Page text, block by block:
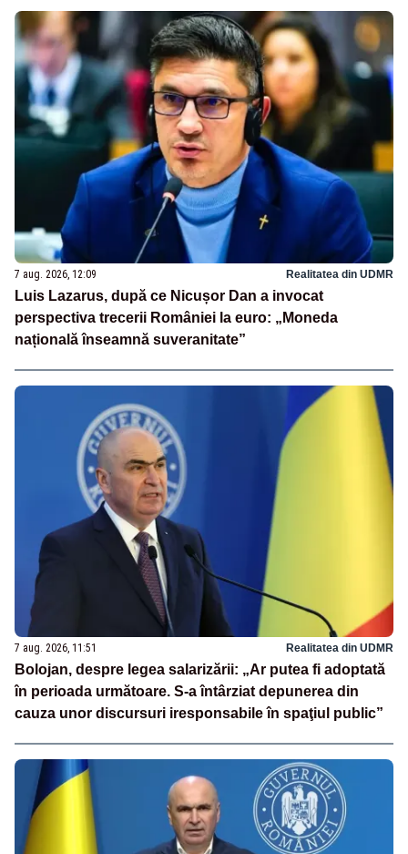
7 aug. 2026, 12:09 Realitatea din UDMR
Luis Lazarus, după ce Nicușor Dan a invocat
perspectiva trecerii României la euro: „Moneda
națională înseamnă suveranitate”
7 aug. 2026, 11:51 Realitatea din UDMR
Bolojan, despre legea salarizării: „Ar putea fi adoptată
în perioada următoare. S-a întârziat depunerea din
cauza unor discursuri iresponsabile în spaţiul public”